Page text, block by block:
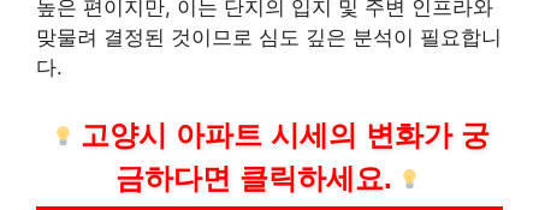
높은 편이지만, 이는 단지의 입지 및 주변 인프라와
맞물려 결정된 것이므로 심도 깊은 분석이 필요합니
다.
고양시 아파트 시세의 변화가 궁
금하다면 클릭하세요.